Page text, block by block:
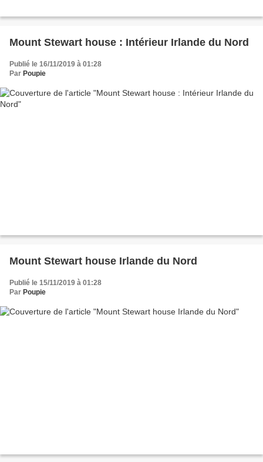
Mount Stewart house : Intérieur Irlande du Nord
Publié le 16/11/2019 à 01:28
Par Poupie
Mount Stewart house Irlande du Nord
Publié le 15/11/2019 à 01:28
Par Poupie